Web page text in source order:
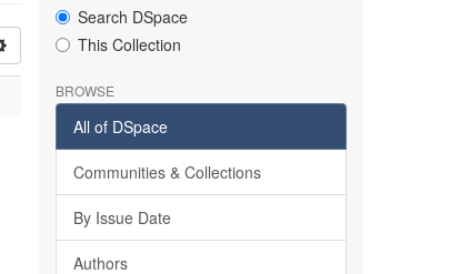
Search DSpace
This Collection
BROWSE
All of DSpace
Communities & Collections
By Issue Date
Authors